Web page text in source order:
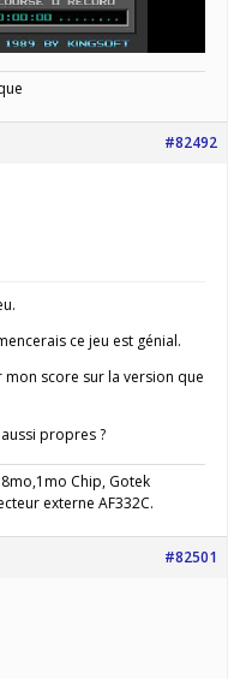
#82492
ce jeu est génial.
score sur la version que
propres ?
Chip, Gotek
externe AF332C.
#82501